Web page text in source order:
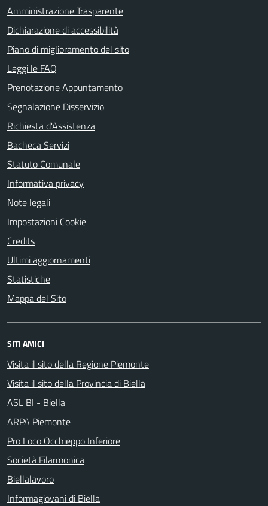
Amministrazione Trasparente
Dichiarazione di accessibilità
Piano di miglioramento del sito
Leggi le FAQ
Prenotazione Appuntamento
Segnalazione Disservizio
Richiesta d'Assistenza
Bacheca Servizi
Statuto Comunale
Informativa privacy
Note legali
Impostazioni Cookie
Credits
Ultimi aggiornamenti
Statistiche
Mappa del Sito
SITI AMICI
Visita il sito della Regione Piemonte
Visita il sito della Provincia di Biella
ASL BI - Biella
ARPA Piemonte
Pro Loco Occhieppo Inferiore
Società Filarmonica
Biellalavoro
Informagiovani di Biella